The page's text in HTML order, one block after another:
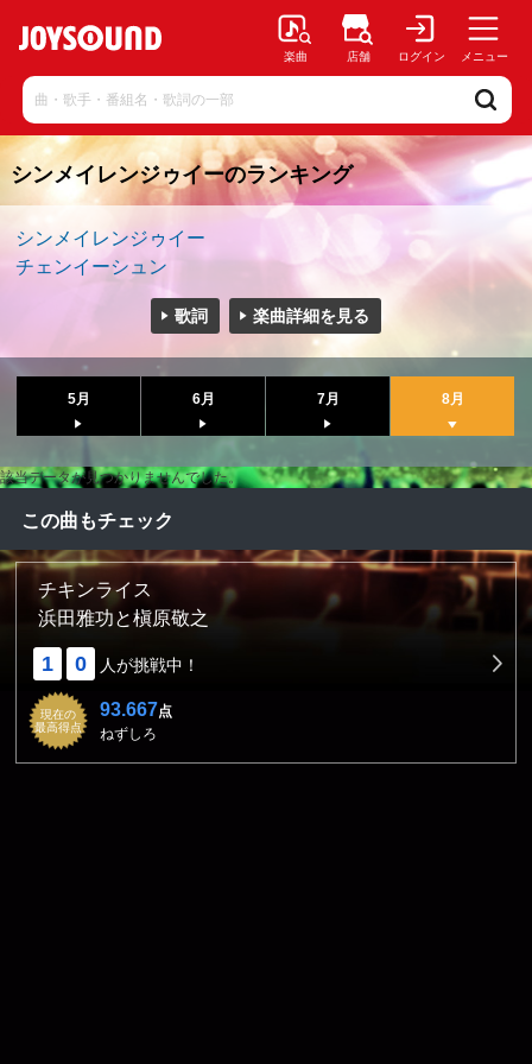
楽曲 店舗 ログイン メニュー
シンメイレンジゥイーのランキング
シンメイレンジゥイー
チェンイーシュン
歌詞 楽曲詳細を見る
5月 6月 7月 8月
該当データが見つかりませんでした。
この曲もチェック
チキンライス
浜田雅功と槇原敬之
1 0 人が挑戦中！
現在の
最高得点
93.667点
ねずしろ